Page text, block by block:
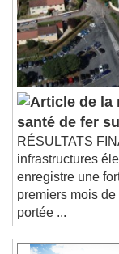
Audio
Picture-
This is a
Beginning
and close
Text
Color
Text
santé de fer
RÉSULTATS
infrastructures
enregistre une
premiers mois de
portée ...